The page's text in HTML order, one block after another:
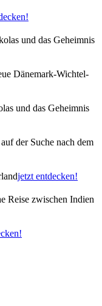
und das Geheimnis
Dänemark-Wichtel-
und das Geheimnis
der Suche nach dem
jetzt entdecken!
Reise zwischen Indien